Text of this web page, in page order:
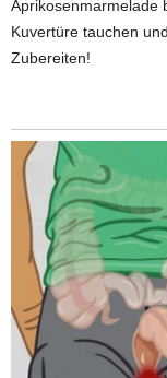
Aprikosenmarmelade
Kuvertüre tauchen
Zubereiten!